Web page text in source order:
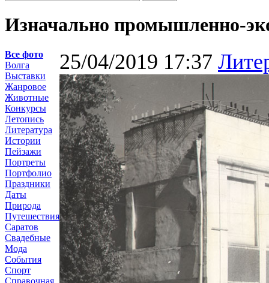
Изначально промышленно-
Все фото
Волга
Выставки
Жанровое
Животные
Конкурсы
Летопись
Литература
Истории
Пейзажи
Портреты
Портфолио
Праздники
Даты
Природа
Путешествия
Саратов
Свадебные
Мода
События
Спорт
Справочная
25/04/2019 17:37